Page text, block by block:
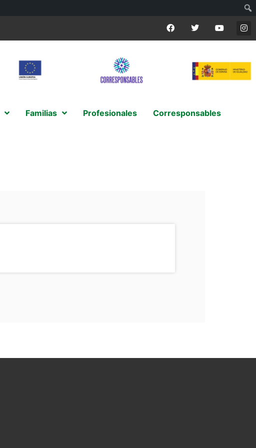
Familias Profesionales Corresponsables